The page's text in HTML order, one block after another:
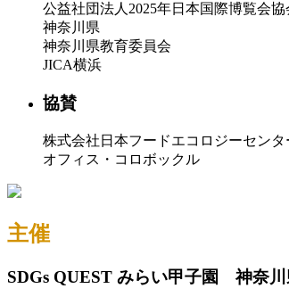
公益社団法人2025年日本国際博覧会協
神奈川県
神奈川県教育委員会
JICA横浜
協賛
株式会社日本フードエコロジーセンタ
オフィス・コロボックル
主催
SDGs QUEST みらい甲子園 神奈